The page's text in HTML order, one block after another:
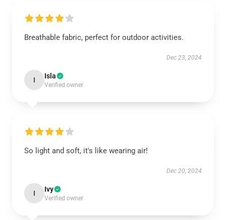
Breathable fabric, perfect for outdoor activities.
Dec 23, 2024
I Isla
Verified owner
So light and soft, it's like wearing air!
Dec 20, 2024
I Ivy
Verified owner